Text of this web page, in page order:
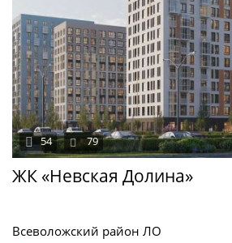
ЖК «Невская Долина»
54 79
Всеволожский район ЛО